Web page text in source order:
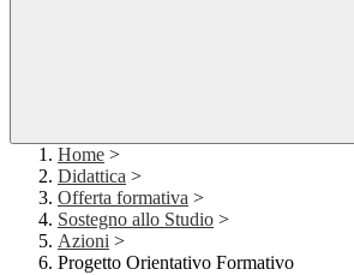
Home >
Didattica >
Offerta formativa >
Sostegno allo Studio >
Azioni >
Progetto Orientativo Formativo